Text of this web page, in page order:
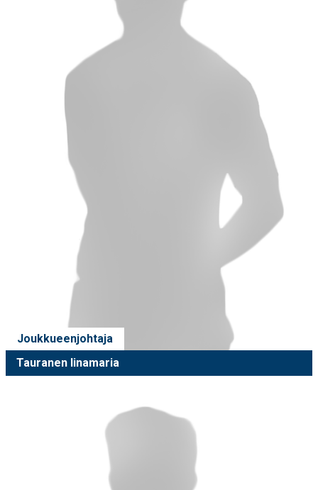
Joukkueenjohtaja
Tauranen Iinamaria